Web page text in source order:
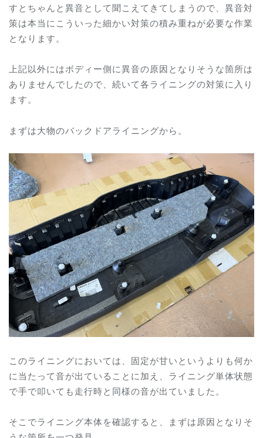
すとちゃんと異音として聞こえてきてしまうので、異音対
策は本当にこういった細かい対策の積み重ねが必要な作業
となります。
上記以外にはボディー側に異音の原因となりそうな箇所は
ありませんでしたので、続いて各ライニングの対策に入り
ます。
まずは大物のバックドアライニングから。
このライニングにおいては、固定が甘いというよりも何か
に当たって音が出ていることに加え、ライニング単体状態
で手で叩いても走行時と同様の音が出ていました。
そこでライニング本体を確認すると、まずは原因となりそ